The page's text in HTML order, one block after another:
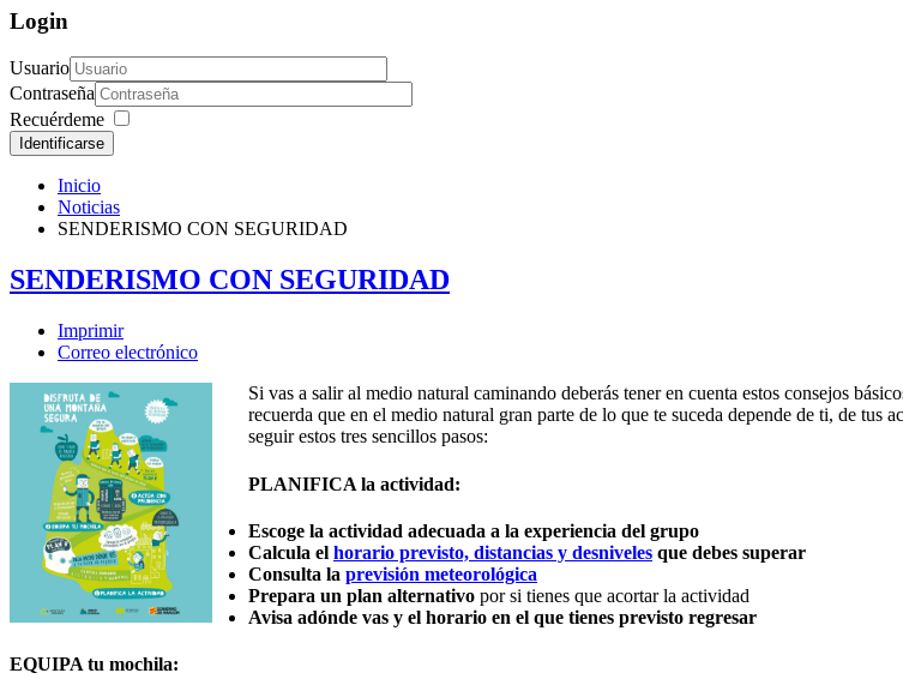
Login
Usuario
Contraseña
Recuérdeme
Identificarse
Inicio
Noticias
SENDERISMO CON SEGURIDAD
SENDERISMO CON SEGURIDAD
Imprimir
Correo electrónico
Si vas a salir al medio natural caminando deberás tener en cuenta estos consejos
recuerda que en el medio natural gran parte de lo que te suceda depende de ti, de
seguir estos tres sencillos pasos:
PLANIFICA la actividad:
Escoge la actividad adecuada a la experiencia del grupo
Calcula el horario previsto, distancias y desniveles que debes superar
Consulta la previsión meteorológica
Prepara un plan alternativo por si tienes que acortar la actividad
Avisa adónde vas y el horario en el que tienes previsto regresar
EQUIPA tu mochila: